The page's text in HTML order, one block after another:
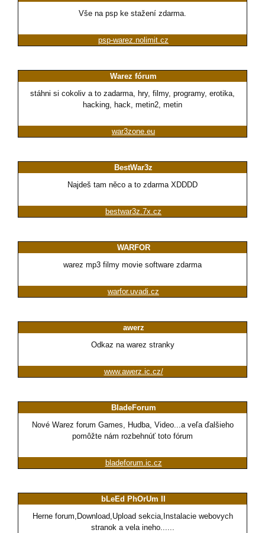
Vše na psp ke stažení zdarma.
psp-warez.nolimit.cz
Warez fórum
stáhni si cokoliv a to zadarma, hry, filmy, programy, erotika,
hacking, hack, metin2, metin
war3zone.eu
BestWar3z
Najdeš tam něco a to zdarma XDDDD
bestwar3z.7x.cz
WARFOR
warez mp3 filmy movie software zdarma
warfor.uvadi.cz
awerz
Odkaz na warez stranky
www.awerz.ic.cz/
BladeForum
Nové Warez forum Games, Hudba, Video...a veľa ďalšieho
pomôžte nám rozbehnúť toto fórum
bladeforum.ic.cz
bLeEd PhOrUm II
Herne forum,Download,Upload sekcia,Instalacie webovych
stranok a vela ineho......